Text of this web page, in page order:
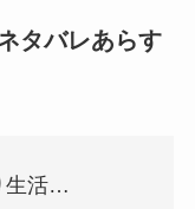
タバレあらす
生活…